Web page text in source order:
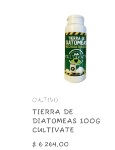
CULTIVO
TIERRA DE
DIATOMEAS 100G
CULTIVATE
$ 6.264,00
DIATOMEAS
CULTIVATE